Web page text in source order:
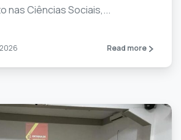
nas Ciências Sociais,...
Read more